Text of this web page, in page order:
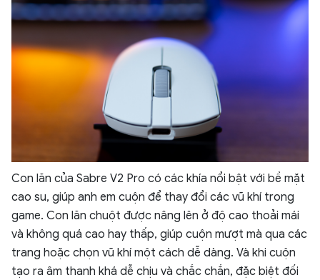
Con lăn của Sabre V2 Pro có các khía nổi bật với bề mặt
cao su, giúp anh em cuộn để thay đổi các vũ khí trong
game. Con lăn chuột được nâng lên ở độ cao thoải mái
và không quá cao hay thấp, giúp cuộn mượt mà qua các
trang hoặc chọn vũ khí một cách dễ dàng. Và khi cuộn
tạo ra âm thanh khá dễ chịu và chắc chắn, đặc biệt đối